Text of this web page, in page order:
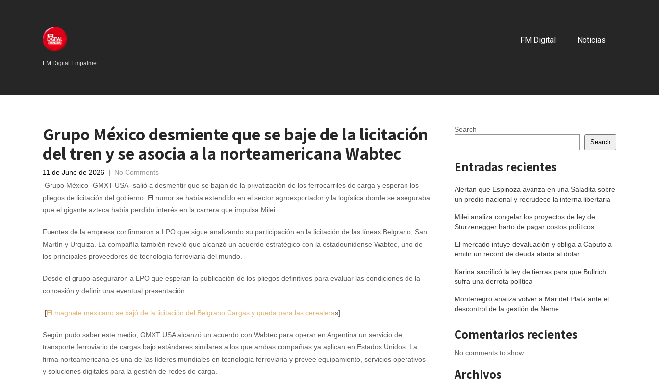
FM Digital Empalme
FM Digital Noticias
Grupo México desmiente que se baje de la licitación
del tren y se asocia a la norteamericana Wabtec
11 de June de 2026 | No Comments
Grupo México -GMXT USA- salió a desmentir que se bajan de la privatización de los ferrocarriles de carga y esperan los
pliegos de licitación del gobierno. El rumor se había extendido en el sector agroexportador y la logística donde se aseguraba
que el gigante azteca había perdido interés en la carrera que impulsa Milei.
Fuentes de la empresa confirmaron a LPO que sigue analizando su participación en la licitación de las líneas Belgrano, San
Martín y Urquiza. La compañía también reveló que alcanzó un acuerdo estratégico con la estadounidense Wabtec, uno de
los principales proveedores de tecnología ferroviaria del mundo.
Desde el grupo aseguraron a LPO que esperan la publicación de los pliegos definitivos para evaluar las condiciones de la
concesión y definir una eventual presentación.
[El magnate mexicano se bajó de la licitación del Belgrano Cargas y queda para las cerealeras]
Según pudo saber este medio, GMXT USA alcanzó un acuerdo con Wabtec para operar en Argentina un servicio de
transporte ferroviario de cargas bajo estándares similares a los que ambas compañías ya aplican en Estados Unidos. La
firma norteamericana es una de las líderes mundiales en tecnología ferroviaria y provee equipamiento, servicios operativos
y soluciones digitales para la gestión de redes de carga.
Search
Search
Entradas recientes
Alertan que Espinoza avanza en una Saladita sobre
un predio nacional y recrudece la interna libertaria
Milei analiza congelar los proyectos de ley de
Sturzenegger harto de pagar costos políticos
El mercado intuye devaluación y obliga a Caputo a
emitir un récord de deuda atada al dólar
Karina sacrificó la ley de tierras para que Bullrich
sufra una derrota política
Montenegro analiza volver a Mar del Plata ante el
descontrol de la gestión de Neme
Comentarios recientes
No comments to show.
Archivos